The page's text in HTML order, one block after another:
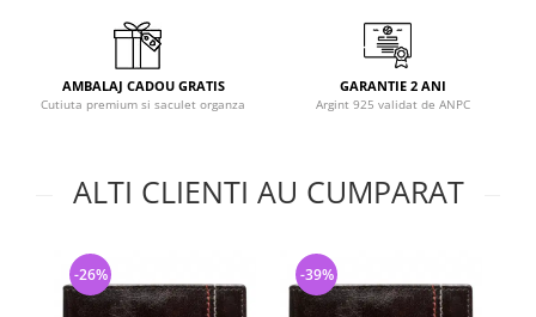
AMBALAJ CADOU GRATIS
Cutiuta premium si saculet organza
GARANTIE 2 ANI
Argint 925 validat de ANPC
ALTI CLIENTI AU CUMPARAT
-26% -39%